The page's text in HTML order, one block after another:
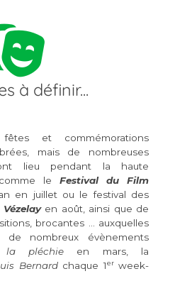
à définir...
et commémorations
mais de nombreuses
lieu pendant la haute
le Festival du Film
en juillet ou le festival des
en août, ainsi que de
brocantes … auxquelles
de nombreux évènements
pléchieen mars, la
Bernardchaque 1erweek-